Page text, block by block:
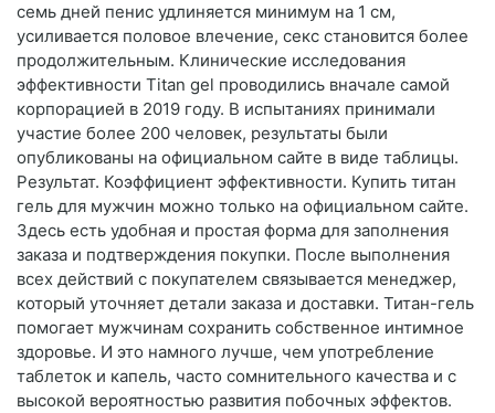
семь дней пенис удлиняется минимум на 1 см,
усиливается половое влечение, секс становится более
продолжительным. Клинические исследования
эффективности Titan gel проводились вначале самой
корпорацией в 2019 году. В испытаниях принимали
участие более 200 человек, результаты были
опубликованы на официальном сайте в виде таблицы.
Результат. Коэффициент эффективности. Купить титан
гель для мужчин можно только на официальном сайте.
Здесь есть удобная и простая форма для заполнения
заказа и подтверждения покупки. После выполнения
всех действий с покупателем связывается менеджер,
который уточняет детали заказа и доставки. Титан-гель
помогает мужчинам сохранить собственное интимное
здоровье. И это намного лучше, чем употребление
таблеток и капель, часто сомнительного качества и с
высокой вероятностью развития побочных эффектов.